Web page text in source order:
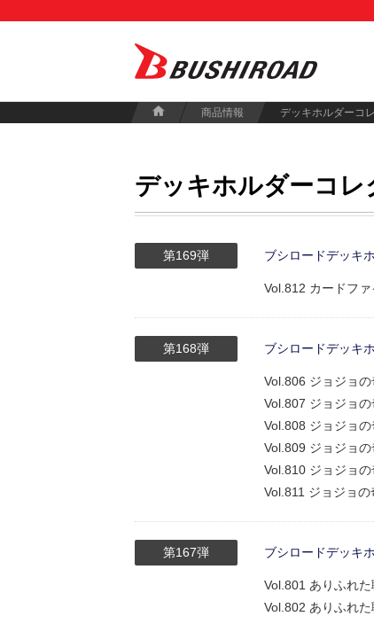
商品情報 デッキホルダーコ
デッキホルダーコレ
第169弾 ブシロードデッキ
Vol.812 カードフ
第168弾 ブシロードデッキ
Vol.806 ジョジョ
Vol.807 ジョジョ
Vol.808 ジョジョ
Vol.809 ジョジョ
Vol.810 ジョジョ
Vol.811 ジョジョの
第167弾 ブシロードデッキ
Vol.801 ありふれた
Vol.802 ありふれた